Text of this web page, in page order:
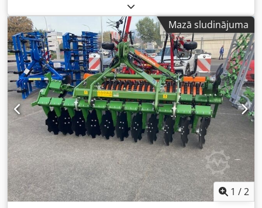
Mazā sludinājuma
1 /2